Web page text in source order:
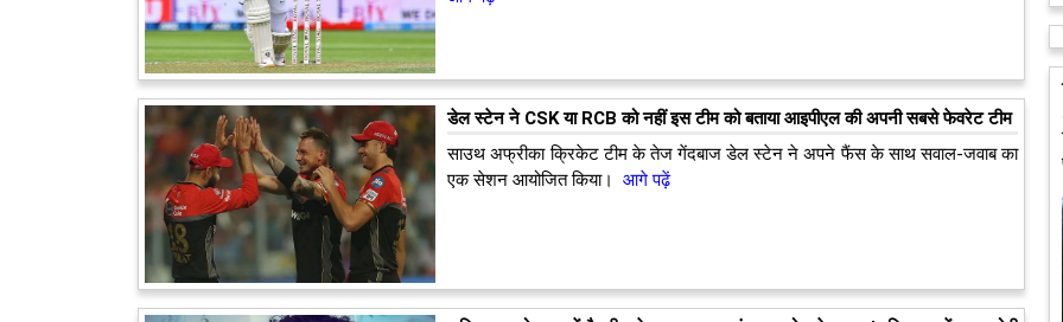
डेल स्टेन ने CSK या RCB को नहीं इस टीम को बताया आइपीएल की अपनी सबसे फेवरेट टीम
साउथ अफ्रीका क्रिकेट टीम के तेज गेंदबाज डेल स्टेन ने अपने फैंस के साथ सवाल-जवाब का
एक सेशन आयोजित किया।
आगे पढ़ें